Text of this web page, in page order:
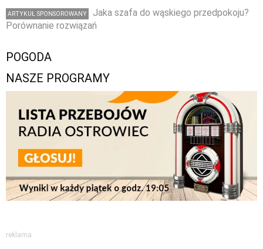
ARTYKUŁ SPONSOROWANY
Jaka szafa do wąskiego przedpokoju?
Porównanie rozwiązań
POGODA
NASZE PROGRAMY
reklama